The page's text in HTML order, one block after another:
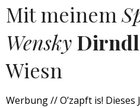
Mit meinem
WenskyDirndl
Wiesn
Werbung // O’zapft is!